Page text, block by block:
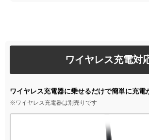
ワイヤレス充電対
ワイヤレス充電器に乗せるだけで簡単に充電
※ワイヤレス充電器は別売りです